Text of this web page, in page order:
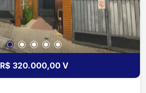
R$ 320.000,00 V